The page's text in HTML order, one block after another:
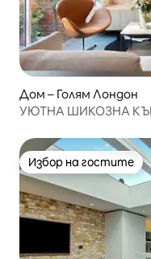
Дом – Голям Лондон
УЮТНА ШИКОЗНА
Избор на гостите
Избор на гостите